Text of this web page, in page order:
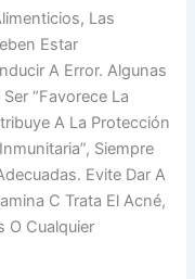
Las
Estar
A Error. Algunas
“favorece La
A La Protección
Siempre
Evite Dar A
C Trata El Acné,
O Cualquier